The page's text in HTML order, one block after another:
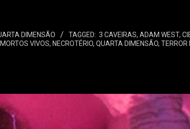
DIMENSÃO TAGGED: 3 CAVEIRAS, ADAM WEST,
MORTOS VIVOS, NECROTÉRIO, QUARTA DIMENSÃO, TERROR